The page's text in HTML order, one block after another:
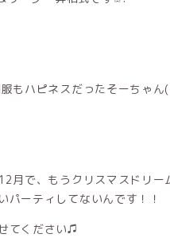
もハピネスだったそーちゃん
月で、もうクリスマスドリ
パーティしてないんです！！
てください♫